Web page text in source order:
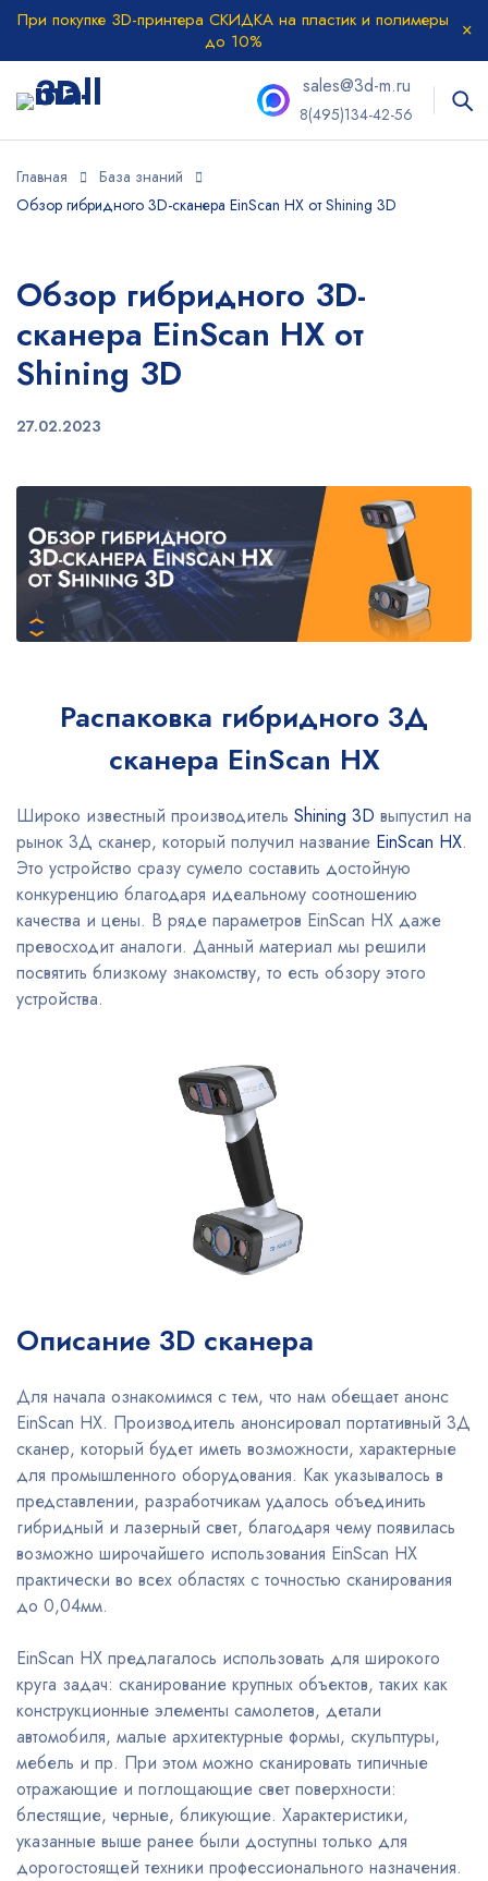
При покупке 3D-принтера СКИДКА на пластик и полимеры
до 10%
sales@3d-m.ru
8(495)134-42-56
Главная
База знаний
Обзор гибридного 3D-сканера EinScan HX от Shining 3D
Обзор гибридного 3D-
сканера EinScan HX от
Shining 3D
27.02.2023
Распаковка гибридного 3Д
сканера EinScan HX
Широко известный производитель Shining 3D выпустил на
рынок 3Д сканер, который получил название EinScan HX.
Это устройство сразу сумело составить достойную
конкуренцию благодаря идеальному соотношению
качества и цены. В ряде параметров EinScan HX даже
превосходит аналоги. Данный материал мы решили
посвятить близкому знакомству, то есть обзору этого
устройства.
Описание 3D сканера
Для начала ознакомимся с тем, что нам обещает анонс
EinScan HX. Производитель анонсировал портативный 3Д
сканер, который будет иметь возможности, характерные
для промышленного оборудования. Как указывалось в
представлении, разработчикам удалось объединить
гибридный и лазерный свет, благодаря чему появилась
возможно широчайшего использования EinScan HX
практически во всех областях с точностью сканирования
до 0,04мм.
EinScan HX предлагалось использовать для широкого
круга задач: сканирование крупных объектов, таких как
конструкционные элементы самолетов, детали
автомобиля, малые архитектурные формы, скульптуры,
мебель и пр. При этом можно сканировать типичные
отражающие и поглощающие свет поверхности:
блестящие, черные, бликующие. Характеристики,
указанные выше ранее были доступны только для
дорогостоящей техники профессионального назначения.